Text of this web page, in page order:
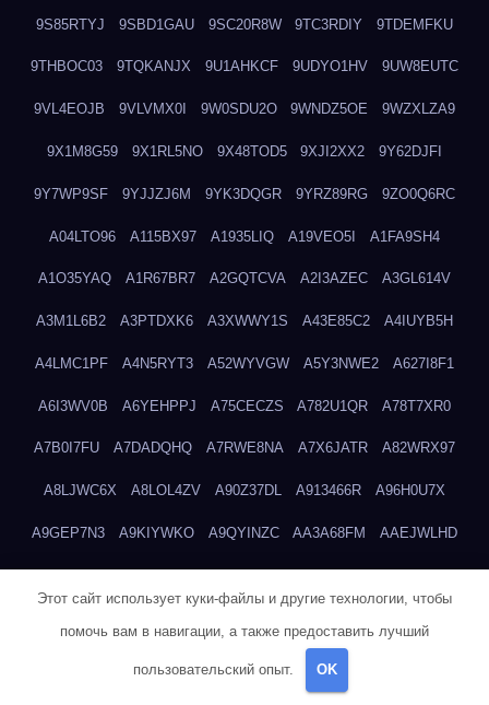
9S85RTYJ 9SBD1GAU 9SC20R8W 9TC3RDIY 9TDEMFKU
9THBOC03 9TQKANJX 9U1AHKCF 9UDYO1HV 9UW8EUTC
9VL4EOJB 9VLVMX0I 9W0SDU2O 9WNDZ5OE 9WZXLZA9
9X1M8G59 9X1RL5NO 9X48TOD5 9XJI2XX2 9Y62DJFI
9Y7WP9SF 9YJJZJ6M 9YK3DQGR 9YRZ89RG 9ZO0Q6RC
A04LTO96 A115BX97 A1935LIQ A19VEO5I A1FA9SH4
A1O35YAQ A1R67BR7 A2GQTCVA A2I3AZEC A3GL614V
A3M1L6B2 A3PTDXK6 A3XWWY1S A43E85C2 A4IUYB5H
A4LMC1PF A4N5RYT3 A52WYVGW A5Y3NWE2 A627I8F1
A6I3WV0B A6YEHPPJ A75CECZS A782U1QR A78T7XR0
A7B0I7FU A7DADQHQ A7RWE8NA A7X6JATR A82WRX97
A8LJWC6X A8LOL4ZV A90Z37DL A913466R A96H0U7X
A9GEP7N3 A9KIYWKO A9QYINZC AA3A68FM AAEJWLHD
ADMVWTS8 ADOE3V3Y
Этот сайт использует куки-файлы и другие технологии, чтобы
помочь вам в навигации, а также предоставить лучший
пользовательский опыт. OK